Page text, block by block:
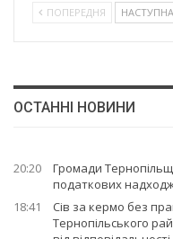
ПОПЕРЕДНЯ НАСТУПНА
ОСТАННІ НОВИНИ
20:20
Громади
податкових
18:41
Сів за кермо без
Тернопільського